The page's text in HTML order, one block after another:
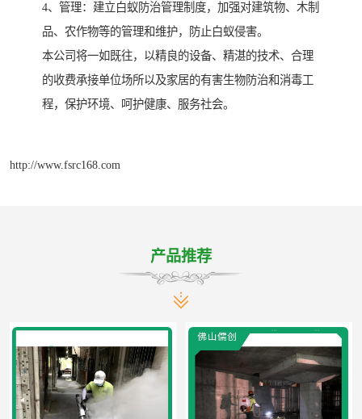
4、管理：建立白蚁防治管理制度，加强对建筑物、木制
品、农作物等的管理和维护，防止白蚁侵害。
本公司将一如既往，以精良的设备、精湛的技术、合理
的收费承接单位场所以及家居的有害生物防治和消毒工
程，保护环境、呵护健康、服务社会。
http://www.fsrc168.com
产品推荐